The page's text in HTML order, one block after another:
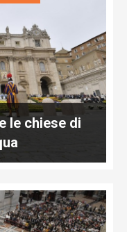
le chiese di